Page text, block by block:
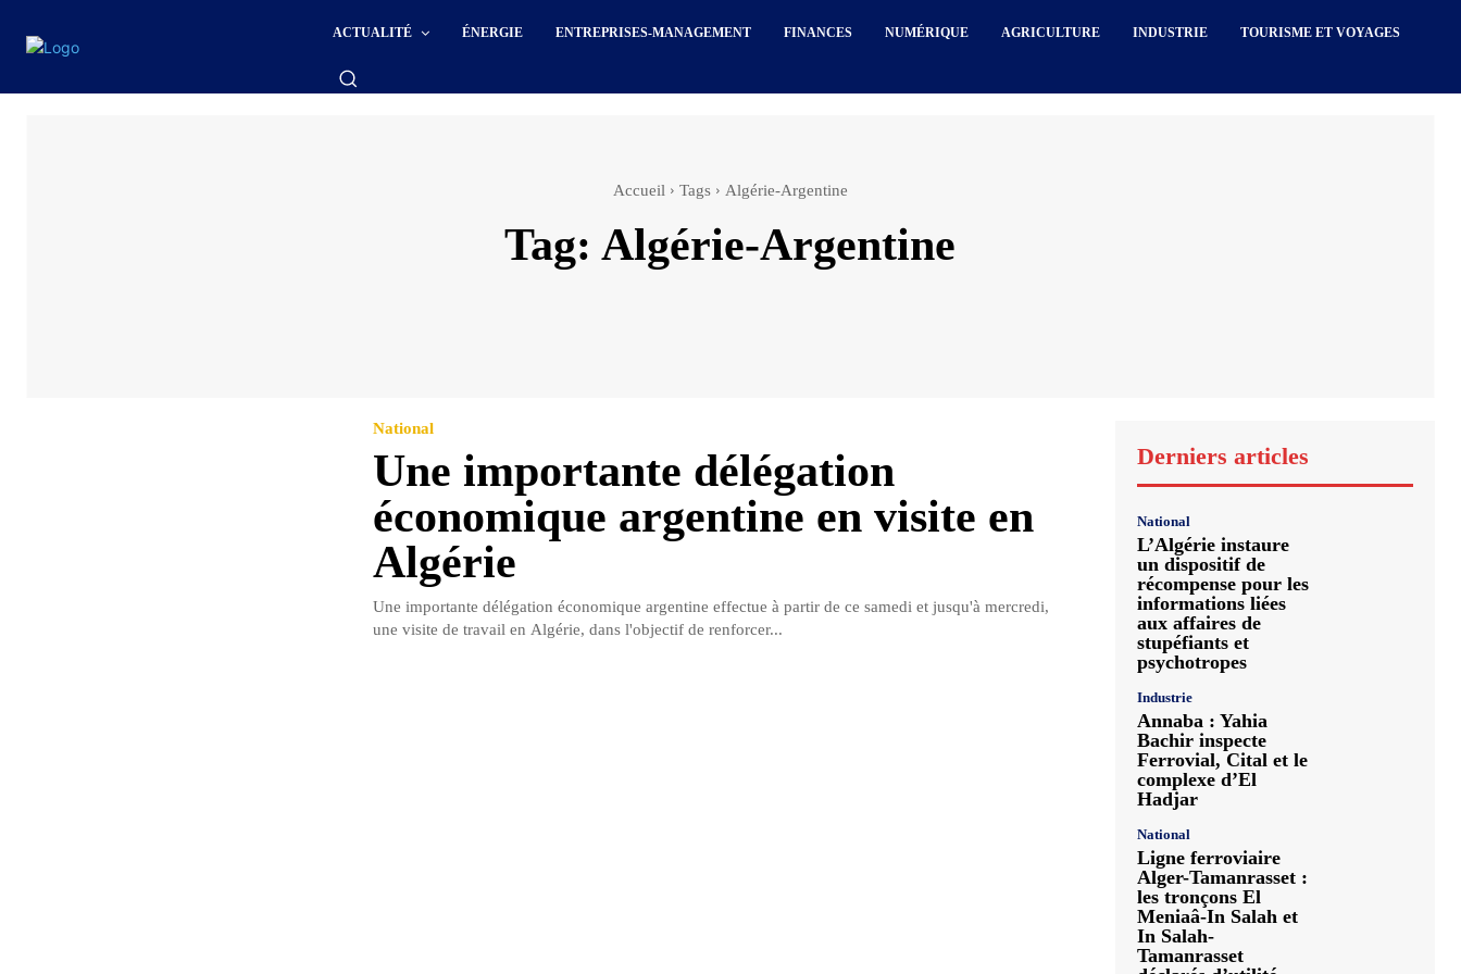
ACTUALITÉ ÉNERGIE ENTREPRISES-MANAGEMENT FINANCES NUMÉRIQUE AGRICULTURE INDUSTRIE TOURISME ET VOYAGES
Accueil Tags Algérie-Argentine
Tag: Algérie-Argentine
National
Une importante délégation
économique argentine en visite en
Algérie
Une importante délégation économique argentine effectue à partir de ce samedi et jusqu'à mercredi,
une visite de travail en Algérie, dans l'objectif de renforcer...
Derniers articles
National
L’Algérie instaure
un dispositif de
récompense pour les
informations liées
aux affaires de
stupéfiants et
psychotropes
Industrie
Annaba : Yahia
Bachir inspecte
Ferrovial, Cital et le
complexe d’El
Hadjar
National
Ligne ferroviaire
Alger-Tamanrasset :
les tronçons El
Meniaâ-In Salah et
In Salah-
Tamanrasset